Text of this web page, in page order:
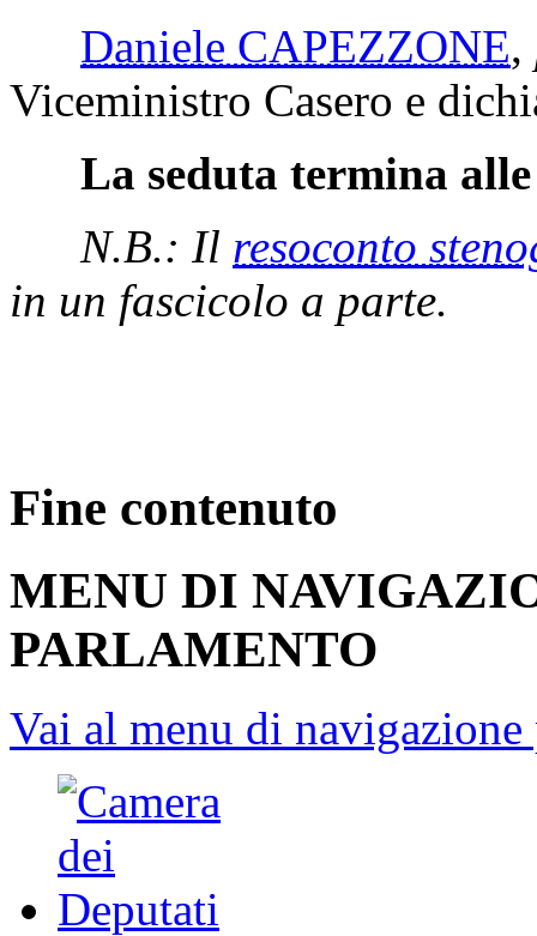
Daniele CAPEZZONE,
Viceministro Casero e
La seduta termina
N.B.: Il resoconto
in un fascicolo a parte.
Fine contenuto
MENU DI
PARLAMENTO
Vai al menu di